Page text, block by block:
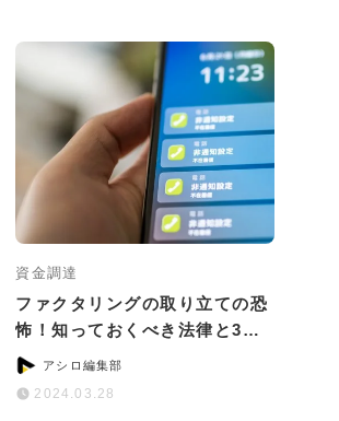
資金調達
ファクタリングの取り立ての恐
怖！知っておくべき法律と3つ
の対処法
アシロ編集部
2024.03.28